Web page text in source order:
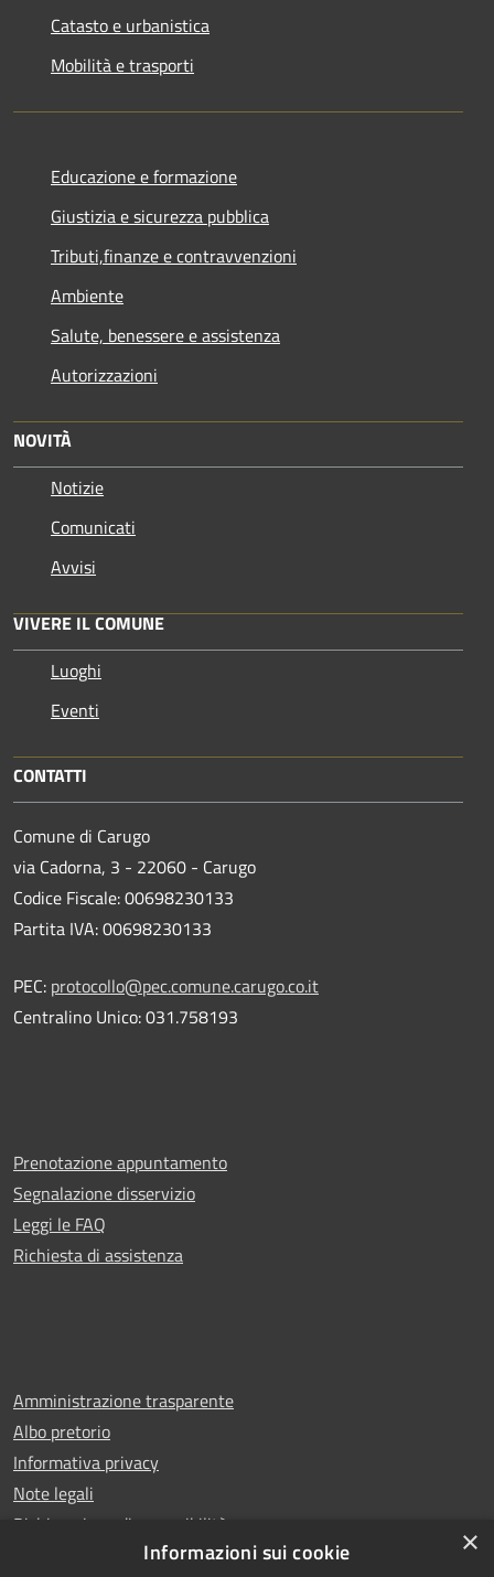
Catasto e urbanistica
Mobilità e trasporti
Educazione e formazione
Giustizia e sicurezza pubblica
Tributi,finanze e contravvenzioni
Ambiente
Salute, benessere e assistenza
Autorizzazioni
NOVITÀ
Notizie
Comunicati
Avvisi
VIVERE IL COMUNE
Luoghi
Eventi
CONTATTI
Comune di Carugo
via Cadorna, 3 - 22060 - Carugo
Codice Fiscale: 00698230133
Partita IVA: 00698230133
PEC: protocollo@pec.comune.carugo.co.it
Centralino Unico: 031.758193
Prenotazione appuntamento
Segnalazione disservizio
Leggi le FAQ
Richiesta di assistenza
Amministrazione trasparente
Albo pretorio
Informativa privacy
Note legali
Dichiarazione di accessibilità
×
Informazioni sui cookie